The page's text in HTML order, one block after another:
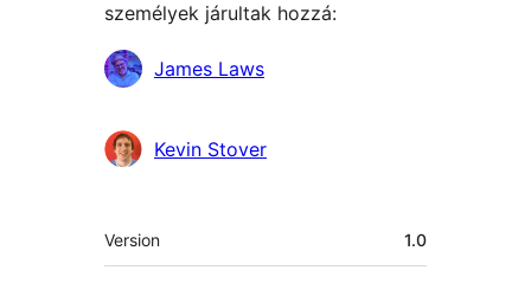
személyek járultak hozzá:
Közreműködők
James Laws
Kevin Stover
Meta
Version 1.0